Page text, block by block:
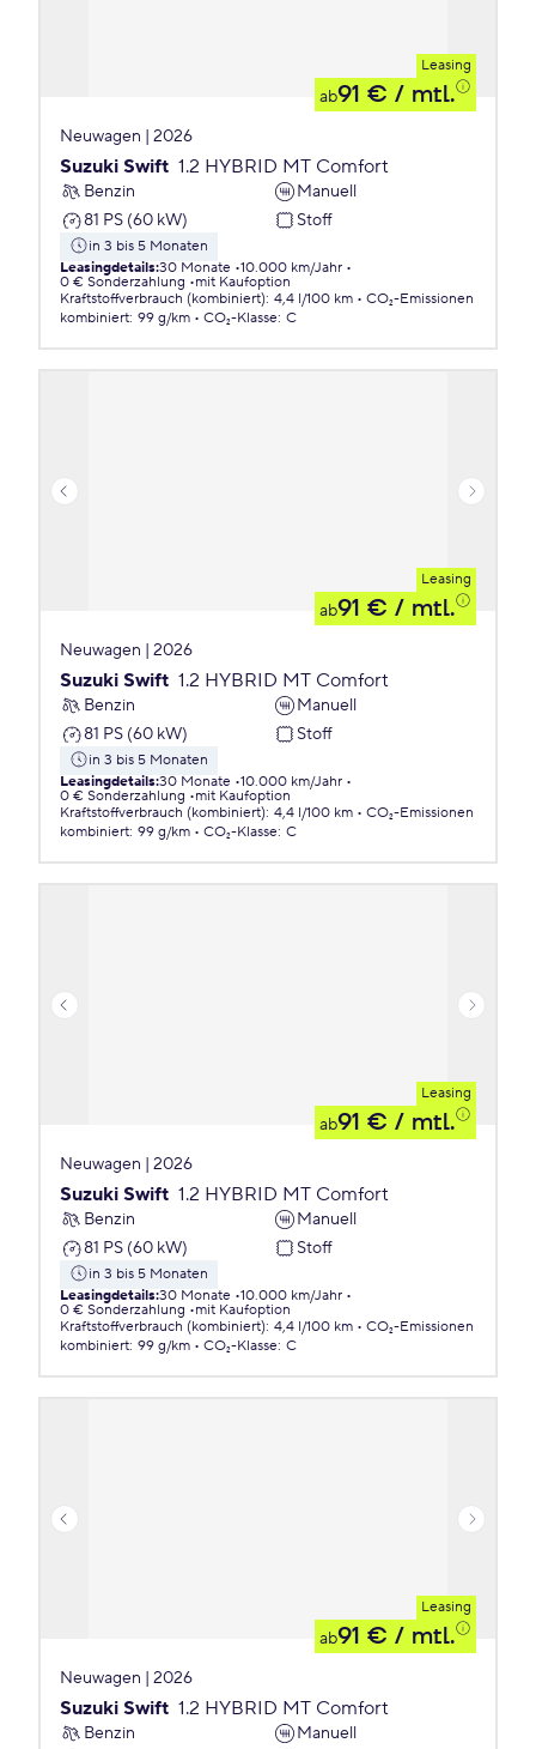
Leasing
ab91 € / mtl.
Neuwagen | 2026
Suzuki Swift 1.2 HYBRID MT Comfort
Benzin
Manuell
81 PS (60 kW)
Stoff
in 3 bis 5 Monaten
Leasingdetails:30 Monate 10.000 km/Jahr
0 € Sonderzahlung
mit Kaufoption
Kraftstoffverbrauch (kombiniert): 4,4 l/100 km
CO₂-Emissionen
kombiniert: 99 g/km CO₂-Klasse: C
Leasing
ab91 € / mtl.
Neuwagen | 2026
Suzuki Swift 1.2 HYBRID MT Comfort
Benzin
Manuell
81 PS (60 kW)
Stoff
in 3 bis 5 Monaten
Leasingdetails:30 Monate 10.000 km/Jahr
0 € Sonderzahlung
mit Kaufoption
Kraftstoffverbrauch (kombiniert): 4,4 l/100 km
CO₂-Emissionen
kombiniert: 99 g/km CO₂-Klasse: C
Leasing
ab91 € / mtl.
Neuwagen | 2026
Suzuki Swift 1.2 HYBRID MT Comfort
Benzin
Manuell
81 PS (60 kW)
Stoff
in 3 bis 5 Monaten
Leasingdetails:30 Monate 10.000 km/Jahr
0 € Sonderzahlung
mit Kaufoption
Kraftstoffverbrauch (kombiniert): 4,4 l/100 km
CO₂-Emissionen
kombiniert: 99 g/km CO₂-Klasse: C
Leasing
ab91 € / mtl.
Neuwagen | 2026
Suzuki Swift 1.2 HYBRID MT Comfort
Benzin
Manuell